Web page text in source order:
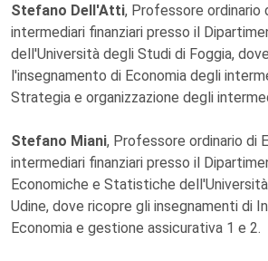
Stefano Dell'Atti, Professore ordinario
intermediari finanziari presso il
dell'Università degli Studi di Foggia,
l'insegnamento di Economia degli
Strategia e organizzazione degli
Stefano Miani, Professore ordinario di
intermediari finanziari presso il
Economiche e Statistiche
Udine, dove ricopre gli insegnamenti di
Economia e gestione assicurativa 1 e 2.